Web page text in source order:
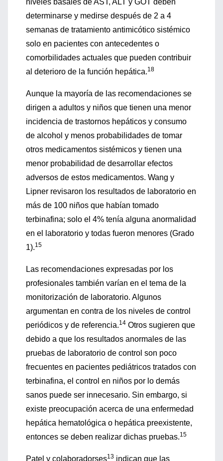
niveles basales de AST, ALT y GOT deben
determinarse y medirse después de 2 a 4
semanas de tratamiento antimicótico sistémico
solo en pacientes con antecedentes o
comorbilidades actuales que pueden contribuir
al deterioro de la función hepática.18
Aunque la mayoría de las recomendaciones se
dirigen a adultos y niños que tienen una menor
incidencia de trastornos hepáticos y consumo
de alcohol y menos probabilidades de tomar
otros medicamentos sistémicos y tienen una
menor probabilidad de desarrollar efectos
adversos de estos medicamentos. Wang y
Lipner revisaron los resultados de laboratorio en
más de 100 niños que habían tomado
terbinafina; solo el 4% tenía alguna anormalidad
en el laboratorio y todas fueron menores (Grado
1).15
Las recomendaciones expresadas por los
profesionales también varían en el tema de la
monitorización de laboratorio. Algunos
argumentan en contra de los niveles de control
periódicos y de referencia.14 Otros sugieren que
debido a que los resultados anormales de las
pruebas de laboratorio de control son poco
frecuentes en pacientes pediátricos tratados con
terbinafina, el control en niños por lo demás
sanos puede ser innecesario. Sin embargo, si
existe preocupación acerca de una enfermedad
hepática hematológica o hepática preexistente,
entonces se deben realizar dichas pruebas.15
Patel y colaboradorses13 indican que las